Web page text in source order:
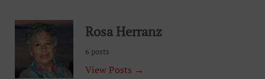
Rosa Herranz
6 posts
View Posts →